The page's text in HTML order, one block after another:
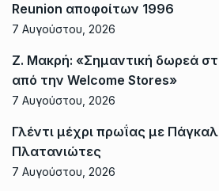
Reunion αποφοίτων 1996
7 Αυγούστου, 2026
Ζ. Μακρή: «Σημαντική δωρεά
από την Welcome Stores»
7 Αυγούστου, 2026
Γλέντι μέχρι πρωΐας με
Πλατανιώτες
7 Αυγούστου, 2026